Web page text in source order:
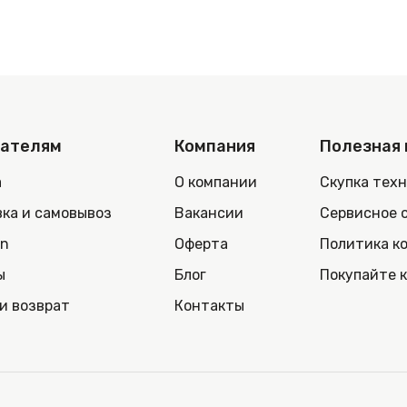
и самовывоз
возврат
Компания
О компании
Вакансии
Оферта
Блог
Контакты
Скупка
Сервисное
Политика
Покупайте